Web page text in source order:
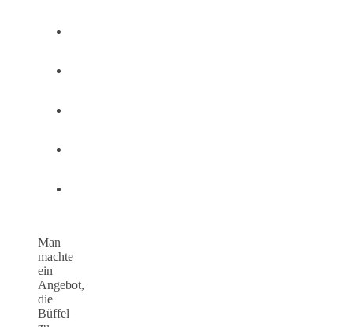
Man
machte
ein
Angebot,
die
Büffel